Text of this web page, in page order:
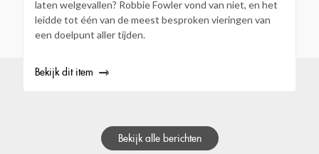
laten welgevallen? Robbie Fowler vond van niet, en het
leidde tot één van de meest besproken vieringen van
een doelpunt aller tijden.
Bekijk dit item
Bekijk alle berichten